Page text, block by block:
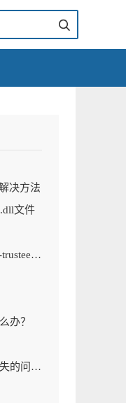
决方法
文件
计算机出现提示api-ms-win-security-trustee-l1-1-1.dll丢失怎么办
办？
如何解决电脑提示pcl4res.dll文件丢失的问题？